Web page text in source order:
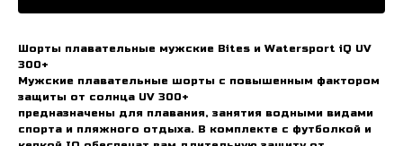
Шорты плавательные мужские Bites и Watersport iQ UV
300+
Мужские плавательные шорты с повышенным фактором
защиты от солнца UV 300+
предназначены для плавания, занятия водными видами
спорта и пляжного отдыха. В комплекте с футболкой и